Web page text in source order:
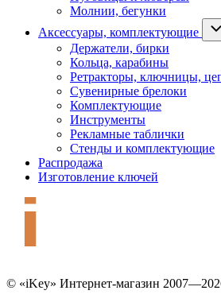
Молнии, бегунки
Аксессуары, комплектующие
Держатели, бирки
Кольца, карабины
Ретракторы, ключницы,
Сувенирные брелоки
Комплектующие
Инструменты
Рекламные таблички
Стенды и комплектующие
Распродажа
Изготовление ключей
© «iKey» Интернет-магазин